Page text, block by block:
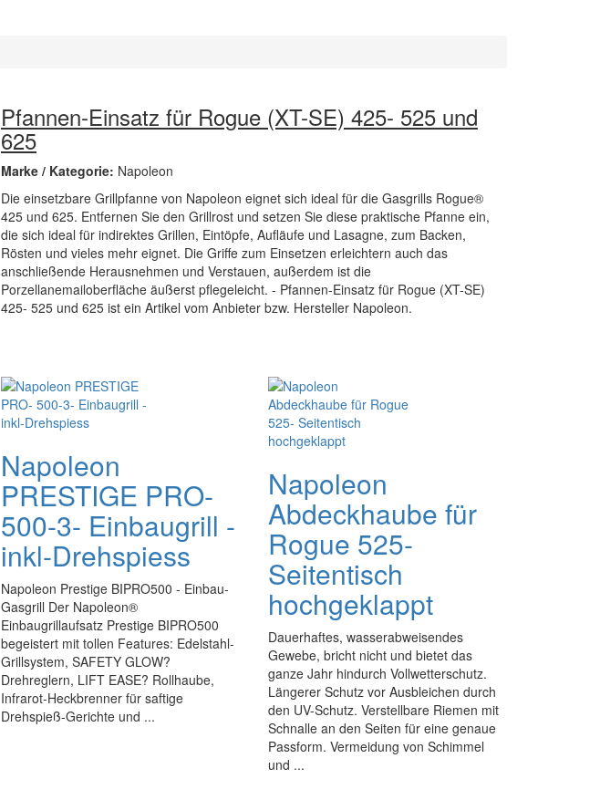
Pfannen-Einsatz für Rogue (XT-SE) 425- 525 und
625
Marke / Kategorie: Napoleon
Die einsetzbare Grillpfanne von Napoleon eignet sich ideal für die Gasgrills Rogue®
425 und 625. Entfernen Sie den Grillrost und setzen Sie diese praktische Pfanne ein,
die sich ideal für indirektes Grillen, Eintöpfe, Aufläufe und Lasagne, zum Backen,
Rösten und vieles mehr eignet. Die Griffe zum Einsetzen erleichtern auch das
anschließende Herausnehmen und Verstauen, außerdem ist die
Porzellanemailoberfläche äußerst pflegeleicht. - Pfannen-Einsatz für Rogue (XT-SE)
425- 525 und 625 ist ein Artikel vom Anbieter bzw. Hersteller Napoleon.
Napoleon
PRESTIGE PRO-
500-3- Einbaugrill -
inkl-Drehspiess
Napoleon Prestige BIPRO500 - Einbau-
Gasgrill Der Napoleon®
Einbaugrillaufsatz Prestige BIPRO500
begeistert mit tollen Features: Edelstahl-
Grillsystem, SAFETY GLOW?
Drehreglern, LIFT EASE? Rollhaube,
Infrarot-Heckbrenner für saftige
Drehspieß-Gerichte und ...
Napoleon
Abdeckhaube für
Rogue 525-
Seitentisch
hochgeklappt
Dauerhaftes, wasserabweisendes
Gewebe, bricht nicht und bietet das
ganze Jahr hindurch Vollwetterschutz.
Längerer Schutz vor Ausbleichen durch
den UV-Schutz. Verstellbare Riemen mit
Schnalle an den Seiten für eine genaue
Passform. Vermeidung von Schimmel
und ...